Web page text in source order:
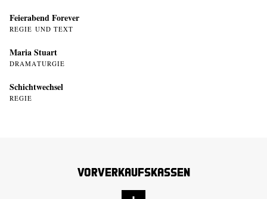
Feierabend Forever
REGIE UND TEXT
Maria Stuart
DRAMATURGIE
Schichtwechsel
REGIE
Vorverkaufskassen